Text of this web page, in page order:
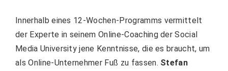
Innerhalb eines 12-Wochen-Programms vermittelt
der Experte in seinem Online-Coaching der Social
Media University jene Kenntnisse, die es braucht, um
als Online-Unternehmer Fuß zu fassen. Stefan